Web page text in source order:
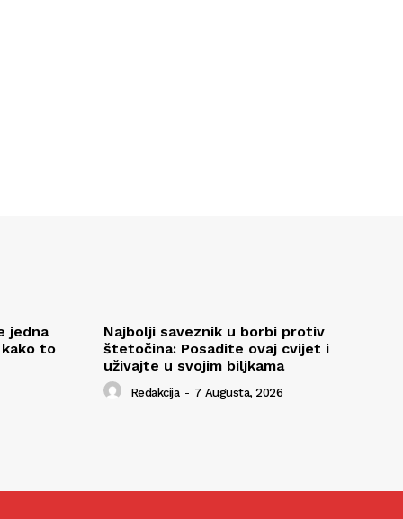
jedna
to
Najbolji saveznik u borbi protiv
štetočina: Posadite ovaj cvijet i
uživajte u svojim biljkama
Redakcija - 7 Augusta, 2026